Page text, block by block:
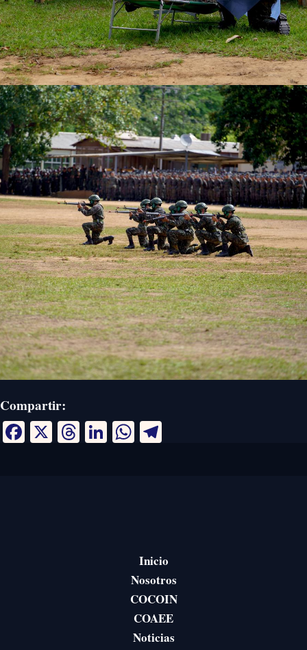
Compartir:
Facebook
X Threads
LinkedIn
WhatsApp
Inicio
Nosotros
COCOIN
COAEE
Noticias